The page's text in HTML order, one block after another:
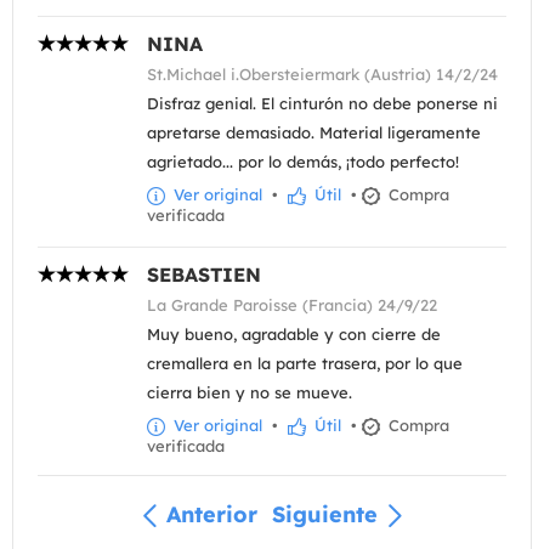
NINA
St.Michael i.Obersteiermark (Austria) 14/2/24
Disfraz genial. El cinturón no debe ponerse ni
apretarse demasiado. Material ligeramente
agrietado... por lo demás, ¡todo perfecto!
Ver original • Útil •
Compra
verificada
SEBASTIEN
La Grande Paroisse (Francia) 24/9/22
Muy bueno, agradable y con cierre de
cremallera en la parte trasera, por lo que
cierra bien y no se mueve.
Ver original • Útil •
Compra
verificada
Anterior Siguiente